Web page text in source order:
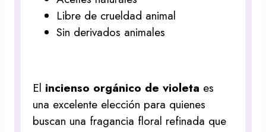
Libre de crueldad animal
Sin derivados animales
El incienso orgánico de violeta es
una excelente elección para quienes
buscan una fragancia floral refinada que